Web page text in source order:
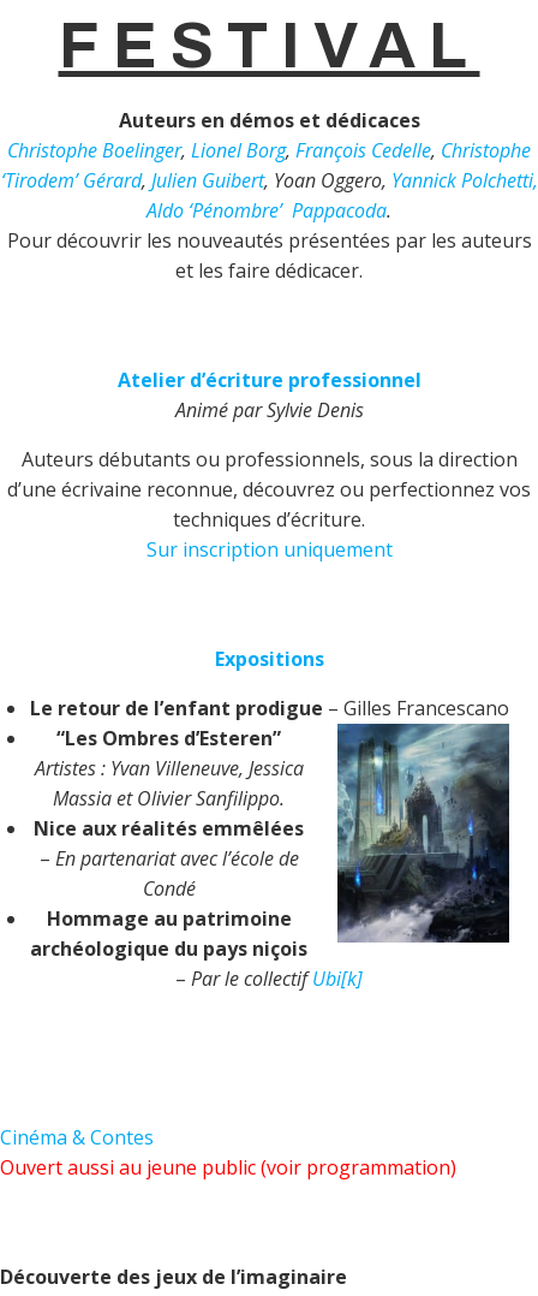
FESTIVAL
Auteurs en démos et dédicaces
Christophe Boelinger, Lionel Borg, François Cedelle, Christophe
‘Tirodem’ Gérard, Julien Guibert, Yoan Oggero, Yannick Polchetti,
Aldo ‘Pénombre’ Pappacoda.
Pour découvrir les nouveautés présentées par les auteurs
et les faire dédicacer.
Atelier d’écriture professionnel
Animé par Sylvie Denis
Auteurs débutants ou professionnels, sous la direction
d’une écrivaine reconnue, découvrez ou perfectionnez vos
techniques d’écriture.
Sur inscription uniquement
Expositions
Le retour de l’enfant prodigue – Gilles Francescano
“Les Ombres d’Esteren”
Artistes : Yvan Villeneuve, Jessica
Massia et Olivier Sanfilippo.
Nice aux réalités emmêlées
– En partenariat avec l’école de
Condé
Hommage au patrimoine
archéologique du pays niçois
– Par le collectifUbi[k]
Cinéma & Contes
Ouvert aussi au jeune public (voir programmation)
Découverte des jeux de l’imaginaire